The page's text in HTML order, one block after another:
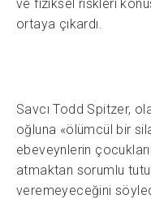
ve fiziksel riskleri
ortaya çıkardı.
Savcı Todd Spitzer,
oğluna «ölümcül bir
ebeveynlerin
atmaktan sorumlu
veremeyeceğini